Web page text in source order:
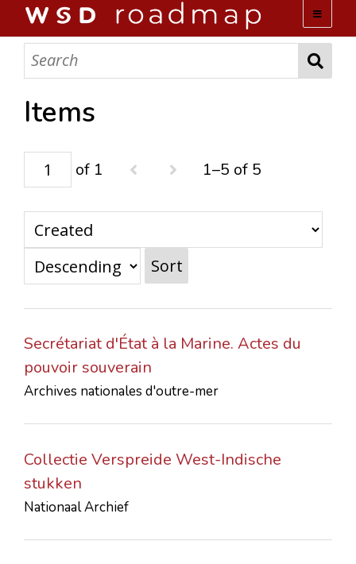
WSD ROADMAP
ABOUT US
ACTIVITIES
COLLECTIONS
CONTACTS
Items
of 1 1–5 of 5
Sort
Secrétariat d'État à la Marine. Actes du
pouvoir souverain
Archives nationales d'outre-mer
Collectie Verspreide West-Indische
stukken
Nationaal Archief